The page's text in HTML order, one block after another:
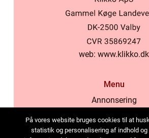
web: www.klikko.dk
Menu
Annonsering
Cookies
På vores website bruges cookies til at
statistik og personalisering af indhold og